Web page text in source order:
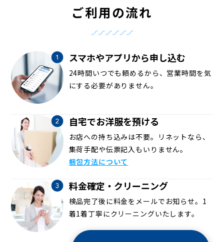
ご利用の流れ
スマホやアプリから申し込む
24時間いつでも頼めるから、営業時間を気
にする必要がありません。
自宅でお洋服を預ける
お店への持ち込みは不要。リネットなら、
集荷手配や伝票記入もいりません。
梱包方法について
料金確定・クリーニング
検品完了後に料金をメールでお知らせ。1
着1着丁寧にクリーニングいたします。